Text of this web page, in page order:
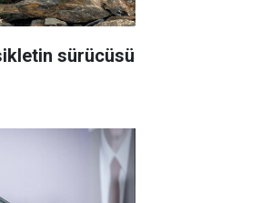
sürücüsü